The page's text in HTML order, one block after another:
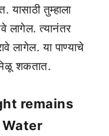
तुम्हाला
लागेल. त्यानंतर
लागेल. या पाण्याचे
शकतात.
remains